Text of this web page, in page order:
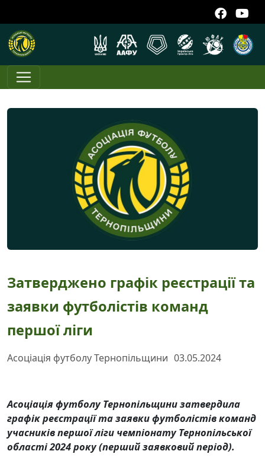
Затверджено графік реєстрації та
заявки футболістів команд
першої ліги
Асоціація футболу Тернопільщини 03.05.2024
Асоціація футболу Тернопільщини затвердила
графік реєстрації та заявки футболістів команд
учасників першої ліги чемпіонату Тернопільської
області 2024 року (перший заявковий період).